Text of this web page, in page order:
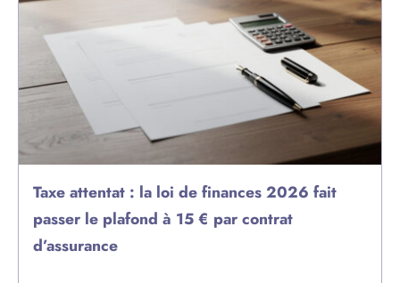
Taxe attentat : la loi de finances 2026 fait
passer le plafond à 15 € par contrat
d’assurance